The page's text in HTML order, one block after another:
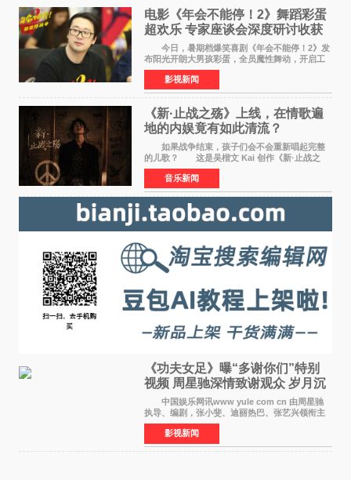
电影《年会不能停！2》舞蹈彩蛋
超欢乐 专家座谈会深度研讨收获
满满
今日，暑期档爆笑喜剧《年会不能停！2》发
布阳光开朗大男孩彩蛋，全员魔性舞动，开启工
位狂欢模式。影片于昨日同步举办专家座谈会，
导演董润年、总制片人应萝佳出席现场，与一众
业内、学界专家
影视新闻
《新·止战之殇》上线，在情歌遍
地的内娱竟有如此清流？
如果战争结束，孩子们会不会重新唱起完整
的儿歌？ 这是吴楷文 Kai 创作《新·止战之
殇》时最初的想法。 从伊朗相关冲突引发的
地区局势，到世界各地仍在发生的动荡与不安，
战争从来不只
音乐新闻
《功夫女足》曝“多谢你们”特别
视频 周星驰深情致谢观众 岁月沉
淀不灭初心
中国娱乐网讯www yule com cn 由周星驰
执导、编剧，张小斐、迪丽热巴、张艺兴领衔主
演，刘嘉玲、佐藤健特别出演，艾米、雪野、蔡
思贝、胡予安、倪好特别介绍的喜剧电影《功夫
女足》释出多谢你
影视新闻